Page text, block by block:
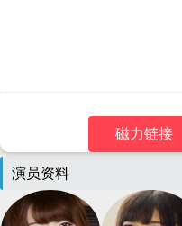
磁力链接
演员资料